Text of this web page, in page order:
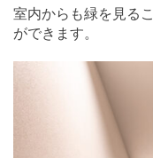
室内からも緑を見る
ができます。